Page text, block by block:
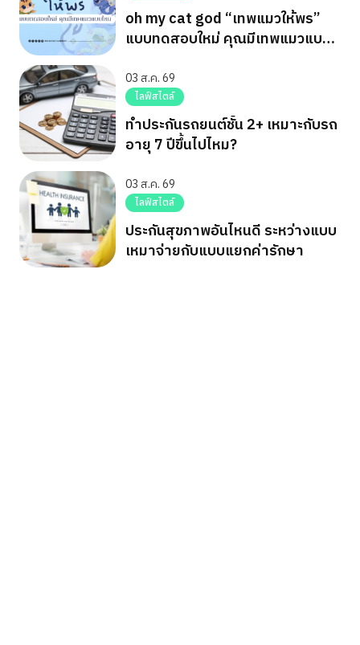
oh my cat god “เทพแมวให้พร”
แบบทดสอบใหม่ คุณมีเทพแมวแบบ
03 ส.ค. 69
ไลฟ์สไตล์
ทำประกันรถยนต์ชั้น 2+ เหมาะกับรถ
อายุ 7 ปีขึ้นไปไหม?
03 ส.ค. 69
ไลฟ์สไตล์
ประกันสุขภาพอันไหนดี ระหว่างแบบ
เหมาจ่ายกับแบบแยกค่ารักษา